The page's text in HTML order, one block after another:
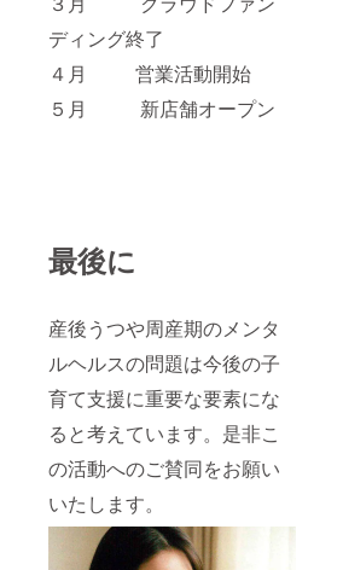
ディング終了
４月 営業活動開始
５月 新店舗オープン
最後に
産後うつや周産期のメンタ
ルヘルスの問題は今後の子
育て支援に重要な要素にな
ると考えています。是非こ
の活動へのご賛同をお願い
いたします。